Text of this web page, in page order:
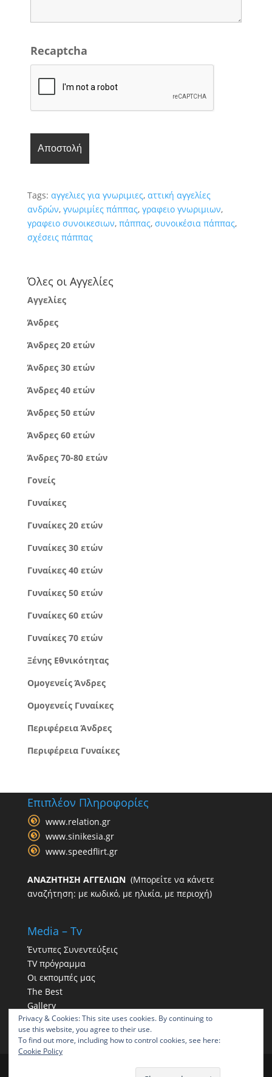
Recaptcha
Tags: αγγελιες για γνωριμιες, αττική αγγελίες
ανδρών, γνωριμίες πάππας, γραφειο γνωριμιων,
γραφειο συνοικεσιων, πάππας, συνοικέσια πάππας,
σχέσεις πάππας
Όλες οι Αγγελίες
Αγγελίες
Άνδρες
Άνδρες 20 ετών
Άνδρες 30 ετών
Άνδρες 40 ετών
Άνδρες 50 ετών
Άνδρες 60 ετών
Άνδρες 70-80 ετών
Γονείς
Γυναίκες
Γυναίκες 20 ετών
Γυναίκες 30 ετών
Γυναίκες 40 ετών
Γυναίκες 50 ετών
Γυναίκες 60 ετών
Γυναίκες 70 ετών
Ξένης Εθνικότητας
Ομογενείς Άνδρες
Ομογενείς Γυναίκες
Περιφέρεια Άνδρες
Περιφέρεια Γυναίκες
Επιπλέον Πληροφορίες
www.relation.gr
www.sinikesia.gr
www.speedflirt.gr
ΑΝΑΖΗΤΗΣΗ ΑΓΓΕΛΙΩΝ(Μπορείτε να κάνετε
αναζήτηση: με κωδικό, με ηλικία, με περιοχή)
Media – Tv
Έντυπες Συνεντεύξεις
TV πρόγραμμα
Οι εκπομπές μας
The Best
Gallery
Η παρουσία μας στα social
Privacy & Cookies: This site uses cookies. By continuing to
use this website, you agree to their use.
To find out more, including how to control cookies, see here:
Cookie Policy